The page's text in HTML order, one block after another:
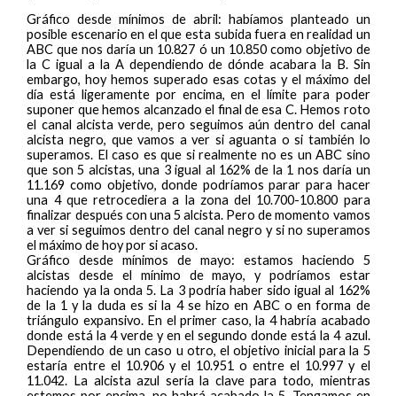
Gráfico desde mínimos de abril: habíamos planteado un
posible escenario en el que esta subida fuera en realidad un
ABC que nos daría un 10.827 ó un 10.850 como objetivo de
la C igual a la A dependiendo de dónde acabara la B. Sin
embargo, hoy hemos superado esas cotas y el máximo del
día está ligeramente por encima, en el límite para poder
suponer que hemos alcanzado el final de esa C. Hemos roto
el canal alcista verde, pero seguimos aún dentro del canal
alcista negro, que vamos a ver si aguanta o si también lo
superamos. El caso es que si realmente no es un ABC sino
que son 5 alcistas, una 3 igual al 162% de la 1 nos daría un
11.169 como objetivo, donde podríamos parar para hacer
una 4 que retrocediera a la zona del 10.700-10.800 para
finalizar después con una 5 alcista. Pero de momento vamos
a ver si seguimos dentro del canal negro y si no superamos
el máximo de hoy por si acaso.
Gráfico desde mínimos de mayo: estamos haciendo 5
alcistas desde el mínimo de mayo, y podríamos estar
haciendo ya la onda 5. La 3 podría haber sido igual al 162%
de la 1 y la duda es si la 4 se hizo en ABC o en forma de
triángulo expansivo. En el primer caso, la 4 habría acabado
donde está la 4 verde y en el segundo donde está la 4 azul.
Dependiendo de un caso u otro, el objetivo inicial para la 5
estaría entre el 10.906 y el 10.951 o entre el 10.997 y el
11.042. La alcista azul sería la clave para todo, mientras